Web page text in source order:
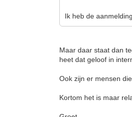
Ik heb de
Maar daar staat dan
heet dat geloof in
Ook zijn er mensen
Kortom het is maar